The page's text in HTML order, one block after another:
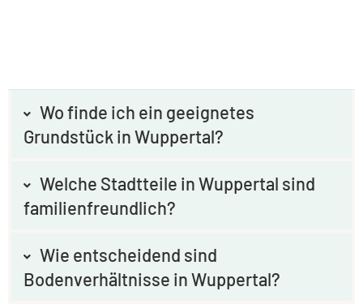
Wo finde ich ein geeignetes
Grundstück in Wuppertal?
Welche Stadtteile in Wuppertal sind
familienfreundlich?
Wie entscheidend sind
Bodenverhältnisse in Wuppertal?